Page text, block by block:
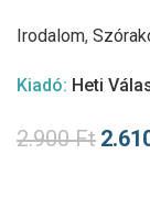
Irodalom,
Kiadó: Heti
2.900Ft